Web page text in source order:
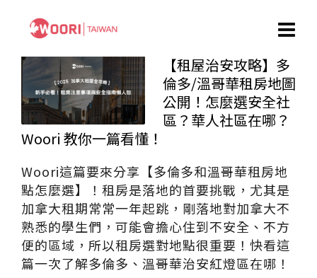
【租屋治安攻略】多
倫多/溫哥華租房地圖
公開！怎麼選安全社
區？華人社區在哪？
Woori 教你一篇看懂！
Woori這篇要來分享【多倫多和溫哥華租房地
點怎麼選】！租房是落地的首要挑戰，尤其是
加拿大租期常常一年起跳，剛落地對加拿大不
熟悉的學生們，可能會擔心住到不安全、不方
便的區域，所以租房選對地點很重要！快看這
篇一次了解多倫多、溫哥華治安紅燈區在哪！